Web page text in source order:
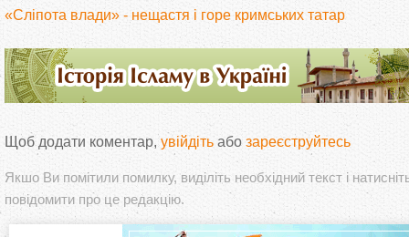
«Сліпота влади» - нещастя і горе кримських татар
Щоб додати коментар, увійдітьабо зареєструйтесь
Якшо Ви помітили помилку, виділіть необхідний текст і
повідомити про це редакцію.